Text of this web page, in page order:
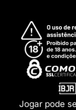
Jogar pode